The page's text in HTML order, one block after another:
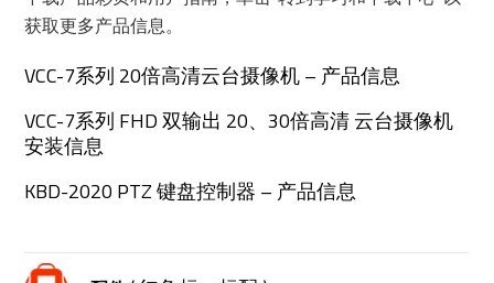
获取更多产品信息。
VCC-7系列 20倍高清云台摄像机 – 产品信息
VCC-7系列 FHD 双输出 20、30倍高清 云台摄像机
安装信息
KBD-2020 PTZ 键盘控制器 – 产品信息